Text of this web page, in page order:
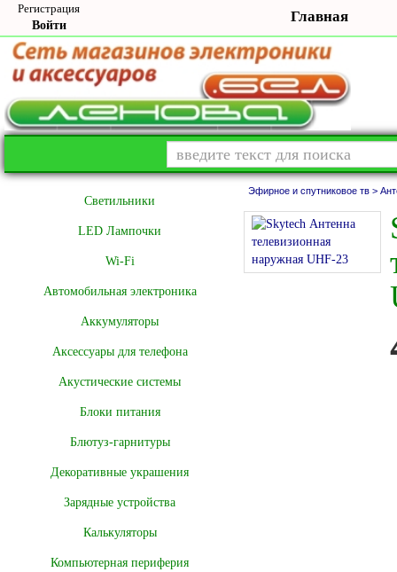
Регистрация
Войти
Главная
Cветильники
LED Лампочки
Wi-Fi
Автомобильная электроника
Аккумуляторы
Аксессуары для телефона
Акустические системы
Блоки питания
Блютуз-гарнитуры
Декоративные украшения
Зарядные устройства
Калькуляторы
Компьютерная периферия
Эфирное и спутниковое тв >